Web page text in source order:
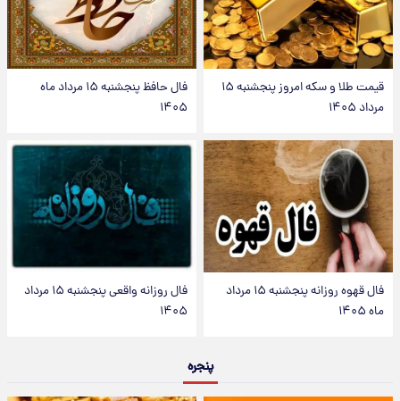
قیمت طلا و سکه امروز پنجشنبه ۱۵
مرداد ۱۴۰۵
فال حافظ پنجشنبه ۱۵ مرداد ماه
۱۴۰۵
فال قهوه روزانه پنجشنبه ۱۵ مرداد
ماه ۱۴۰۵
فال روزانه واقعی پنجشنبه ۱۵ مرداد
۱۴۰۵
پنجره